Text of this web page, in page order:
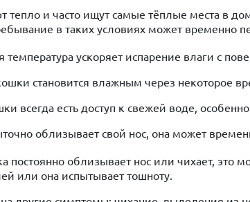
тепло и часто ищут самые тёплые места в
в таких условиях может временно
ускоряет испарение влаги с
становится влажным через некоторое
всегда есть доступ к свежей воде,
облизывает свой нос, она может
облизывает нос или чихает, это
или она испытывает тошноту.